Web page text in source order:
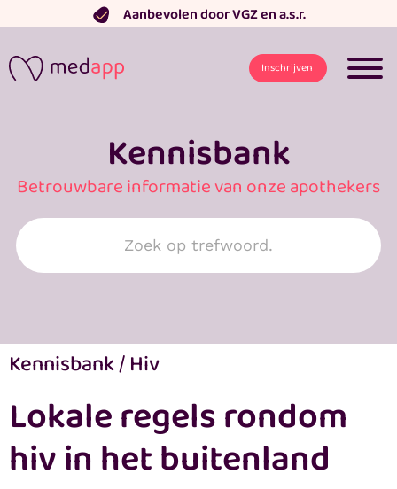
naar
de
inhoud
Aanbevolen door VGZ en a.s.r.
Inschrijven
Kennisbank
Betrouwbare informatie van onze apothekers
Search
for:
Kennisbank/Hiv
Lokale regels rondom
hiv in het buitenland